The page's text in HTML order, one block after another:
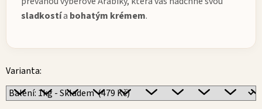
sladkostía bohatým krémem.
Varianta: